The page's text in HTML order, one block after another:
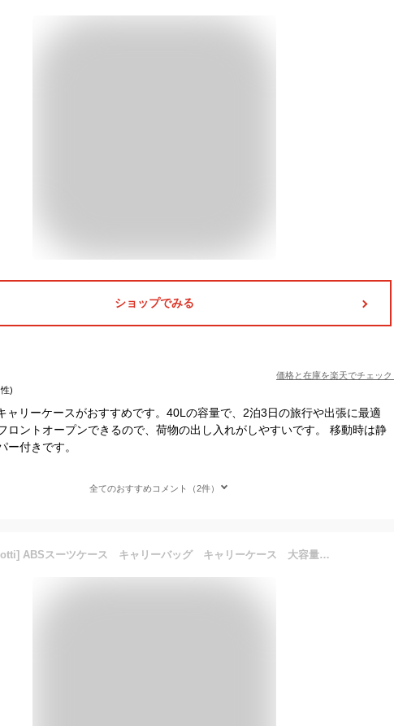
ショップでみる
価格と在庫を楽天でチェック
)
ャリーケースがおすすめです。40Lの容量で、2泊3日の旅行や出張に最適
ロントオープンできるので、荷物の出し入れがしやすいです。 移動時は静
ー付きです。
全てのおすすめコメント（2件）
[Bargiotti] ABSスーツケース キャリーバッグ キャリーケース 大容量 超軽量 TSAロック ダブルキャスター 静音 旅行 ビジネス (ホワイト, Small)